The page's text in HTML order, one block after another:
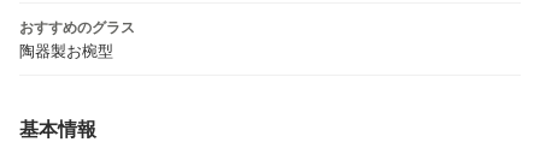
おすすめのグラス
陶器製お椀型
基本情報